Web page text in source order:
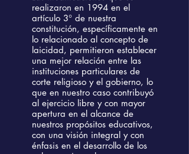
realizaron en 1994 en el
artículo 3° de nuestra
constitución, específicamente en
lo relacionado al concepto de
laicidad, permitieron establecer
una mejor relación entre las
instituciones particulares de
corte religioso y el gobierno, lo
que en nuestro caso contribuyó
al ejercicio libre y con mayor
apertura en el alcance de
nuestros propósitos educativos,
con una visión integral y con
énfasis en el desarrollo de los